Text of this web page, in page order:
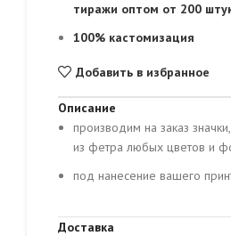
тиражи оптом от 200
100% кастомизация
Добавить в избранное
Описание
производим на заказ
из фетра любых цветов и
под нанесение вашего
Доставка